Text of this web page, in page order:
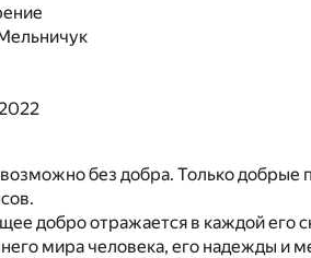
без добра. Только
добро отражается в каждой
мира человека, его надежды